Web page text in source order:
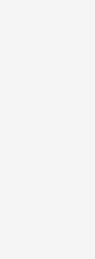
KN-9516160